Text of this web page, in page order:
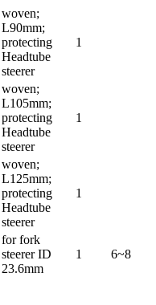
woven;
L90mm;
protecting
Headtube
steerer
1
woven;
L105mm;
protecting
Headtube
steerer
1
woven;
L125mm;
protecting
Headtube
steerer
1
for fork
steerer ID
23.6mm
1 6~8